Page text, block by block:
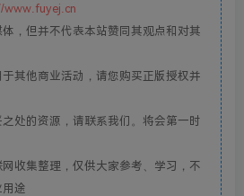
www.fuyej.cn
，但并不代表本站赞同其观点和对其
其他商业活动，请您购买正版授权并
处的资源，请联系我们。将会第一时
收集整理，仅供大家参考、学习，不
途